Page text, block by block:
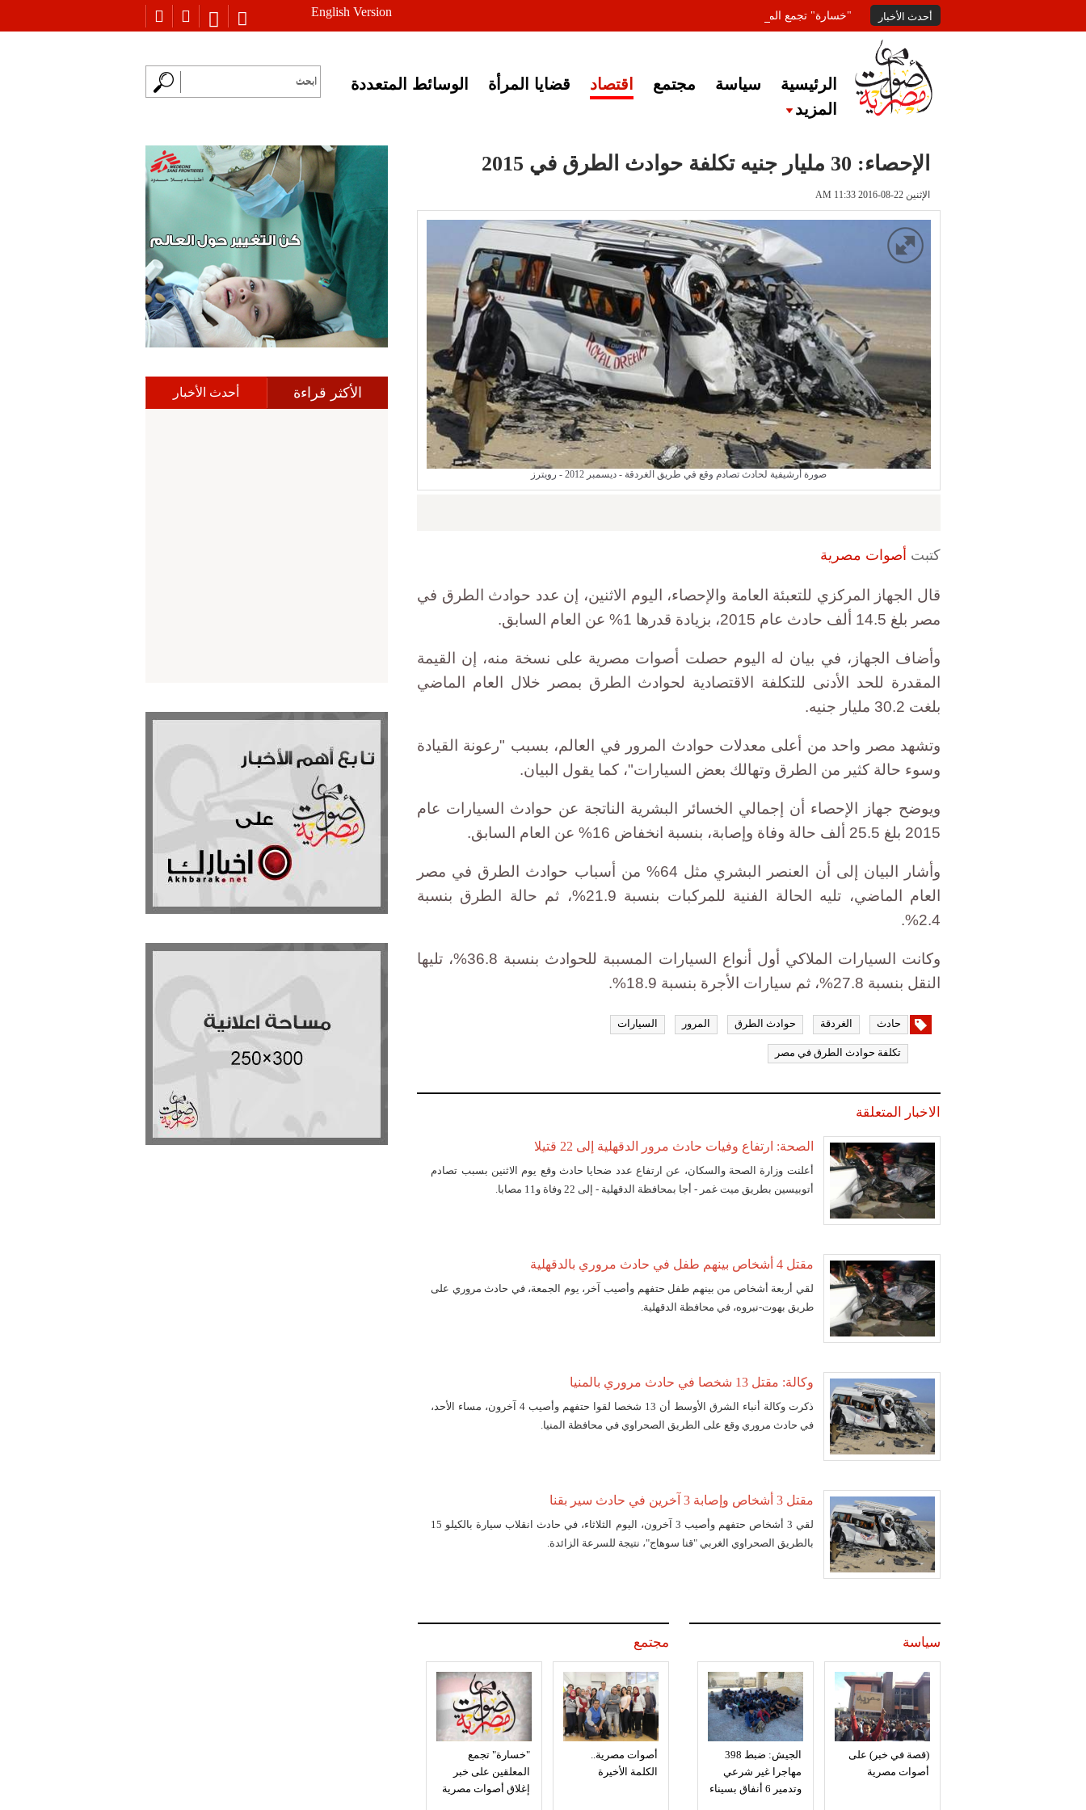
English Version أحدث الأخبار "خسارة" تجمع المعلقين على خبر إغلاق أصوات مصرية
الرئيسية سياسة مجتمع اقتصاد قضايا المرأة
الوسائط المتعددة
المزيد
الإحصاء: 30 مليار جنيه تكلفة حوادث الطرق في 2015
الإثنين 22-08-2016 AM 11:33
صورة أرشيفية لحادث تصادم وقع في طريق الغردقة - ديسمبر 2012 - رويترز
كتبت أصوات مصرية
قال الجهاز المركزي للتعبئة العامة والإحصاء، اليوم الاثنين، إن عدد حوادث الطرق في
مصر بلغ 14.5 ألف حادث عام 2015، بزيادة قدرها 1% عن العام السابق.
وأضاف الجهاز، في بيان له اليوم حصلت أصوات مصرية على نسخة منه، إن القيمة
المقدرة للحد الأدنى للتكلفة الاقتصادية لحوادث الطرق بمصر خلال العام الماضي
بلغت 30.2 مليار جنيه.
وتشهد مصر واحد من أعلى معدلات حوادث المرور في العالم، بسبب "رعونة القيادة
وسوء حالة كثير من الطرق وتهالك بعض السيارات"، كما يقول البيان.
ويوضح جهاز الإحصاء أن إجمالي الخسائر البشرية الناتجة عن حوادث السيارات عام
2015 بلغ 25.5 ألف حالة وفاة وإصابة، بنسبة انخفاض 16% عن العام السابق.
وأشار البيان إلى أن العنصر البشري مثل 64% من أسباب حوادث الطرق في مصر
العام الماضي، تليه الحالة الفنية للمركبات بنسبة 21.9%، ثم حالة الطرق بنسبة
2.4%.
وكانت السيارات الملاكي أول أنواع السيارات المسببة للحوادث بنسبة 36.8%، تليها
النقل بنسبة 27.8%، ثم سيارات الأجرة بنسبة 18.9%.
حادث الغردقة حوادث الطرق المرور السيارات
تكلفة حوادث الطرق في مصر
الاخبار المتعلقة
الصحة: ارتفاع وفيات حادث مرور الدقهلية إلى 22 قتيلا
أعلنت وزارة الصحة والسكان، عن ارتفاع عدد ضحايا حادث وقع يوم الاثنين بسبب تصادم
أتوبيسين بطريق ميت غمر - أجا بمحافظة الدقهلية - إلى 22 وفاة و11 مصابا.
مقتل 4 أشخاص بينهم طفل في حادث مروري بالدقهلية
لقي أربعة أشخاص من بينهم طفل حتفهم وأصيب آخر، يوم الجمعة، في حادث مروري على
طريق بهوت-نبروه، في محافظة الدقهلية.
وكالة: مقتل 13 شخصا في حادث مروري بالمنيا
ذكرت وكالة أنباء الشرق الأوسط أن 13 شخصا لقوا حتفهم وأصيب 4 آخرون، مساء الأحد،
في حادث مروري وقع على الطريق الصحراوي في محافظة المنيا.
مقتل 3 أشخاص وإصابة 3 آخرين في حادث سير بقنا
لقي 3 أشخاص حتفهم وأصيب 3 آخرون، اليوم الثلاثاء، في حادث انقلاب سيارة بالكيلو 15
بالطريق الصحراوي الغربي "قنا سوهاج"، نتيجة للسرعة الزائدة.
سياسة
(قصة في خبر) على
أصوات مصرية
الجيش: ضبط 398
مهاجرا غير شرعي
وتدمير 6 أنفاق بسيناء
مجتمع
أصوات مصرية..
الكلمة الأخيرة
"خسارة" تجمع
المعلقين على خبر
إغلاق أصوات مصرية
الأكثر قراءة أحدث الأخبار